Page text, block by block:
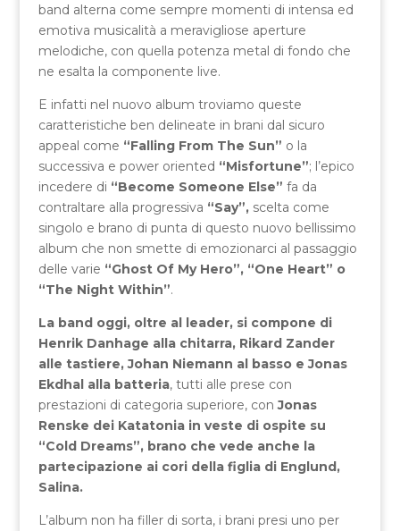
band alterna come sempre momenti di intensa ed
emotiva musicalità a meravigliose aperture
melodiche, con quella potenza metal di fondo che
ne esalta la componente live.
E infatti nel nuovo album troviamo queste
caratteristiche ben delineate in brani dal sicuro
appeal come “Falling From The Sun” o la
successiva e power oriented “Misfortune”; l’epico
incedere di “Become Someone Else” fa da
contraltare alla progressiva “Say”,scelta come
singolo e brano di punta di questo nuovo bellissimo
album che non smette di emozionarci al passaggio
delle varie “Ghost Of My Hero”, “One Heart” o
“The Night Within”.
La band oggi, oltre al leader, si compone di
Henrik Danhage alla chitarra, Rikard Zander
alle tastiere, Johan Niemann al basso e Jonas
Ekdhal alla batteria, tutti alle prese con
prestazioni di categoria superiore, conJonas
Renske dei Katatonia in veste di ospite su
“Cold Dreams”, brano che vede anche la
partecipazione ai cori della figlia di Englund,
Salina.
L’album non ha filler di sorta, i brani presi uno per